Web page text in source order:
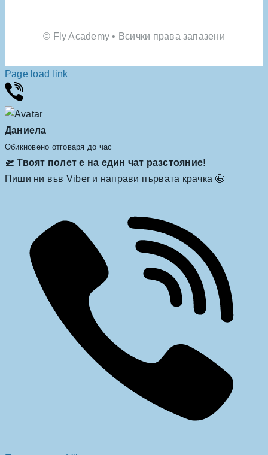
© Fly Academy • Всички права запазени
Page load link
Даниела
Обикновено отговаря до час
🛫 Твоят полет е на един чат разстояние!
Пиши ни във Viber и направи първата крачка 🤩